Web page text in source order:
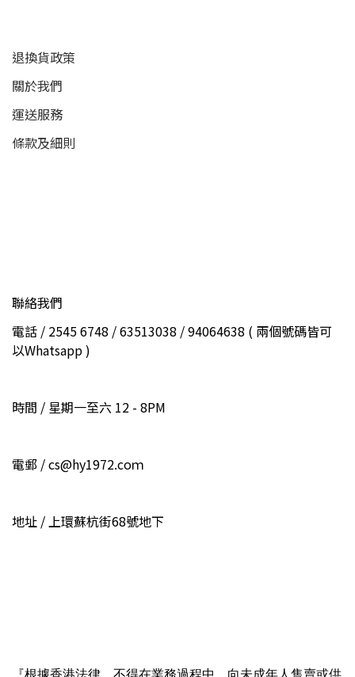
退換貨政策
關於我們
運送服務
條款及細則
聯絡我們
電話 / 2545 6748 / 63513038 / 94064638 ( 兩個號碼皆可
以Whatsapp )
時間 / 星期一至六 12 - 8PM
電郵 / cs@hy1972.coｍ
地址 / 上環蘇杭街68號地下